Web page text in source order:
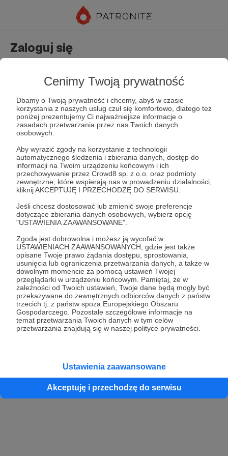
Cenimy Twoją prywatność
Dbamy o Twoją prywatność i chcemy, abyś w czasie
korzystania z naszych usług czuł się komfortowo, dlatego też
poniżej prezentujemy Ci najważniejsze informacje o
zasadach przetwarzania przez nas Twoich danych
osobowych.
Aby wyrazić zgody na korzystanie z technologii
automatycznego śledzenia i zbierania danych, dostęp do
informacji na Twoim urządzeniu końcowym i ich
przechowywanie przez Crowd8 sp. z o.o. oraz podmioty
zewnętrzne, które wspierają nas w prowadzeniu działalności,
kliknij AKCEPTUJĘ I PRZECHODZĘ DO SERWISU.
Jeśli chcesz dostosować lub zmienić swoje preferencje
dotyczące zbierania danych osobowych, wybierz opcję
"USTAWIENIA ZAAWANSOWANE".
Zgoda jest dobrowolna i możesz ją wycofać w
USTAWIENIACH ZAAWANSOWANYCH, gdzie jest także
opisane Twoje prawo żądania dostępu, sprostowania,
usunięcia lub ograniczenia przetwarzania danych, a także w
dowolnym momencie za pomocą ustawień Twojej
przeglądarki w urządzeniu końcowym. Pamiętaj, że w
zależności od Twoich ustawień, Twoje dane będą mogły być
przekazywane do zewnętrznych odbiorców danych z państw
trzecich tj. z państw spoza Europejskiego Obszaru
Gospodarczego. Pozostałe szczegółowe informacje na
temat przetwarzania Twoich danych w tym celów
przetwarzania znajdują się w naszej polityce prywatności.
Ustawienia zaawansowane
Akceptuję i przechodzę do serwisu
Zaloguj się
Zapamiętaj mnie Zapomniałeś hasła?
Zaloguj
lub
Kontynuuj z Google
Kontynuuj z Facebook
Kontynuuj z Apple
konta przez osobę niepełnoletnią” dostępny w regulaminie Patronite.pl